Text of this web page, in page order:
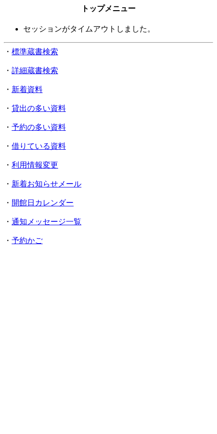
トップメニュー
セッションがタイムアウトしました。
・ 標準蔵書検索
・ 詳細蔵書検索
・ 新着資料
・ 貸出の多い資料
・ 予約の多い資料
・ 借りている資料
・ 利用情報変更
・ 新着お知らせメール
・ 開館日カレンダー
・ 通知メッセージ一覧
・ 予約かご